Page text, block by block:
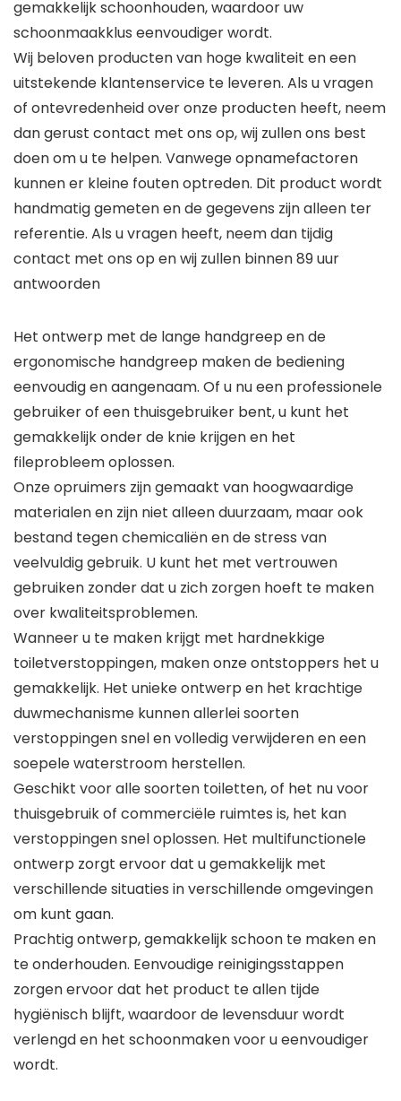
gemakkelijk schoonhouden, waardoor uw
schoonmaakklus eenvoudiger wordt.
Wij beloven producten van hoge kwaliteit en een
uitstekende klantenservice te leveren. Als u vragen
of ontevredenheid over onze producten heeft, neem
dan gerust contact met ons op, wij zullen ons best
doen om u te helpen. Vanwege opnamefactoren
kunnen er kleine fouten optreden. Dit product wordt
handmatig gemeten en de gegevens zijn alleen ter
referentie. Als u vragen heeft, neem dan tijdig
contact met ons op en wij zullen binnen 89 uur
antwoorden
Het ontwerp met de lange handgreep en de
ergonomische handgreep maken de bediening
eenvoudig en aangenaam. Of u nu een professionele
gebruiker of een thuisgebruiker bent, u kunt het
gemakkelijk onder de knie krijgen en het
fileprobleem oplossen.
Onze opruimers zijn gemaakt van hoogwaardige
materialen en zijn niet alleen duurzaam, maar ook
bestand tegen chemicaliën en de stress van
veelvuldig gebruik. U kunt het met vertrouwen
gebruiken zonder dat u zich zorgen hoeft te maken
over kwaliteitsproblemen.
Wanneer u te maken krijgt met hardnekkige
toiletverstoppingen, maken onze ontstoppers het u
gemakkelijk. Het unieke ontwerp en het krachtige
duwmechanisme kunnen allerlei soorten
verstoppingen snel en volledig verwijderen en een
soepele waterstroom herstellen.
Geschikt voor alle soorten toiletten, of het nu voor
thuisgebruik of commerciële ruimtes is, het kan
verstoppingen snel oplossen. Het multifunctionele
ontwerp zorgt ervoor dat u gemakkelijk met
verschillende situaties in verschillende omgevingen
om kunt gaan.
Prachtig ontwerp, gemakkelijk schoon te maken en
te onderhouden. Eenvoudige reinigingsstappen
zorgen ervoor dat het product te allen tijde
hygiënisch blijft, waardoor de levensduur wordt
verlengd en het schoonmaken voor u eenvoudiger
wordt.